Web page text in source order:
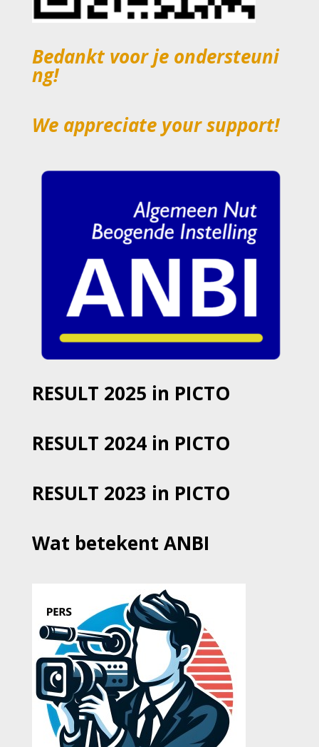
Bedankt voor je ondersteuni
ng!
We appreciate your support!
RESULT 2025 in PICTO
RESULT 2024 in PICTO
RESULT 2023 in PICTO
Wat betekent ANBI